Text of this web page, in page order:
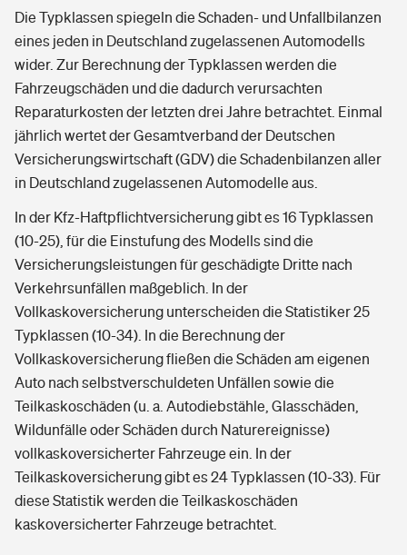
Die Typklassen spiegeln die Schaden- und Unfallbilanzen
eines jeden in Deutschland zugelassenen Automodells
wider. Zur Berechnung der Typklassen werden die
Fahrzeugschäden und die dadurch verursachten
Reparaturkosten der letzten drei Jahre betrachtet. Einmal
jährlich wertet der Gesamtverband der Deutschen
Versicherungswirtschaft (GDV) die Schadenbilanzen aller
in Deutschland zugelassenen Automodelle aus.
In der Kfz-Haftpflichtversicherung gibt es 16 Typklassen
(10-25), für die Einstufung des Modells sind die
Versicherungsleistungen für geschädigte Dritte nach
Verkehrsunfällen maßgeblich. In der
Vollkaskoversicherung unterscheiden die Statistiker 25
Typklassen (10-34). In die Berechnung der
Vollkaskoversicherung fließen die Schäden am eigenen
Auto nach selbstverschuldeten Unfällen sowie die
Teilkaskoschäden (u. a. Autodiebstähle, Glasschäden,
Wildunfälle oder Schäden durch Naturereignisse)
vollkaskoversicherter Fahrzeuge ein. In der
Teilkaskoversicherung gibt es 24 Typklassen (10-33). Für
diese Statistik werden die Teilkaskoschäden
kaskoversicherter Fahrzeuge betrachtet.